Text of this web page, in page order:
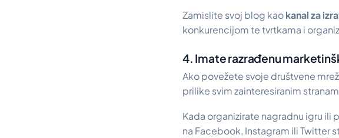
Zamislite svoj blog kaokanal za
konkurencijom te tvrtkama i
4. Imate razrađenu
Ako povežete svoje društvene
prilike svim zainteresiranim
Kada organizirate nagradnu igru
na Facebook, Instagram ili Twitter